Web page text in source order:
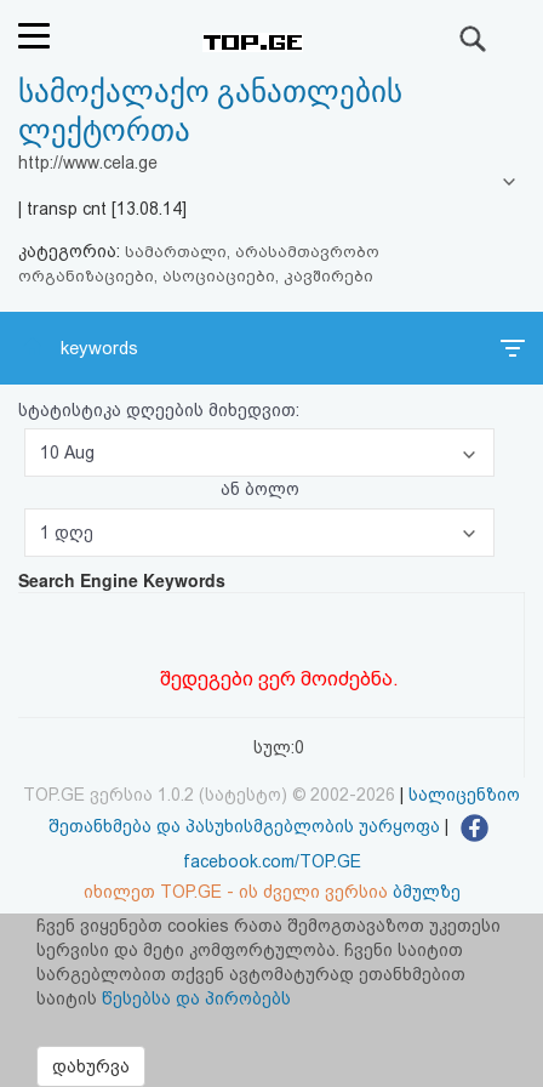
რეიტინგი
(მთავარი)
ფოსტა
კითხვა-
ავტორიზაცია
რეგისტრაცია
პაროლის
აღდგენა
და
პასუხისმგებლობის
უარყოფა
სამოქალაქო განათლების
ლექტორთა
http://www.cela.ge
| transp cnt [13.08.14]
კატეგორია: სამართალი, არასამთავრობო
ორგანიზაციები, ასოციაციები, კავშირები
keywords
სტატისტიკა დღეების მიხედვით:
10 Aug
ან ბოლო
1 დღე
Search Engine Keywords
შედეგები ვერ მოიძებნა.
სულ:0
TOP.GE ვერსია 1.0.2 (სატესტო) © 2002-2026
სალიცენზიო
შეთანხმება და პასუხისმგებლობის უარყოფა
facebook.com/TOP.GE
იხილეთ TOP.GE - ის ძველი ვერსია ბმულზე
რეკლამა TOP.GE - ზე
TOP.GE-ს სერვერების განთავსებას და ინტერნეტთან კავშირს
უზრუნველყოფს:
ჩვენ ვიყენებთ cookies რათა შემოგთავაზოთ უკეთესი
სერვისი და მეტი კომფორტულობა. ჩვენი საიტით
სარგებლობით თქვენ ავტომატურად ეთანხმებით
საიტის წესებსა და პირობებს
დახურვა